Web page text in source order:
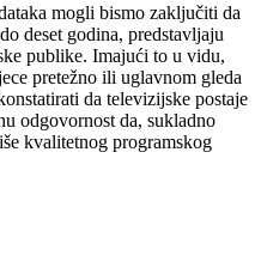
mogli bismo zaključiti da
deset godina, predstavljaju
publike. Imajući to u vidu,
pretežno ili uglavnom gleda
da televizijske postaje
odgovornost da, sukladno
kvalitetnog programskog